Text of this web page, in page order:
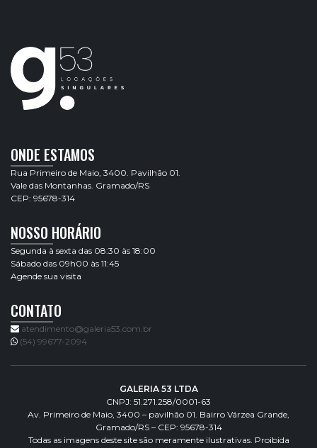
ONDE ESTAMOS
Rua Primeiro de Maio, 3400. Pavilhão 01.
Vale das Montanhas. Gramado/RS
CEP: 95678-314
NOSSO HORÁRIO
Segunda à sexta das 08:30 às 18:00
Sábado das 09h00 às 11:45
Agende sua visita
CONTATO
atendimento@galeria53.com.br
(54) 99677-2094
GALERIA 53 LTDA
CNPJ: 51.271.258/0001-63
Av. Primeiro de Maio, 3400 – pavilhão 01. Bairro Várzea Grande,
Gramado/RS – CEP: 95678-314
Todas as imagens deste site são meramente ilustrativas. Proibida